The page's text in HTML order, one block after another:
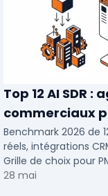
Top 12 AI SDR :
commerciaux
2026
Benchmark 2026 de
réels, intégrations
Grille de choix pour
prospection
28 mai